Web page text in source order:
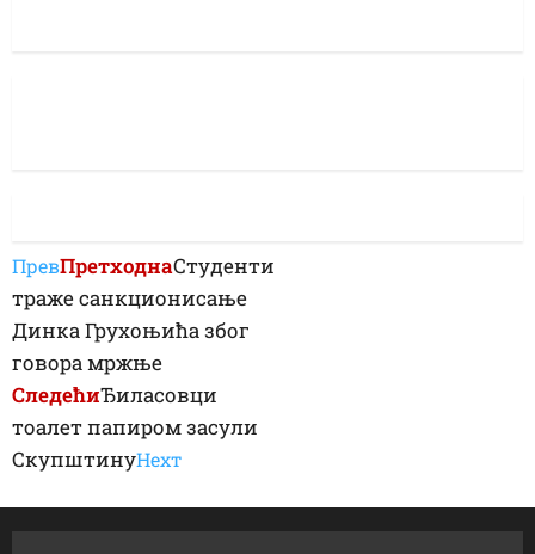
ПревПретходнаСтуденти
траже санкционисање
Динка Грухоњића због
говора мржње
СледећиЂиласовци
тоалет папиром засули
СкупштинуНеxт